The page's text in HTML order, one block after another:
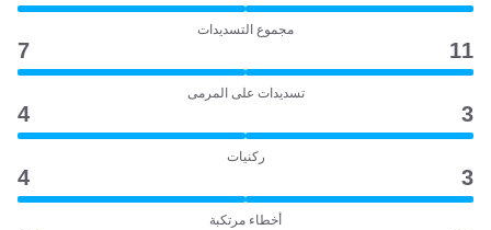
مجموع التسديدات
11
7
تسديدات على المرمى
3
4
ركنيات
3
4
أخطاء مرتكبة